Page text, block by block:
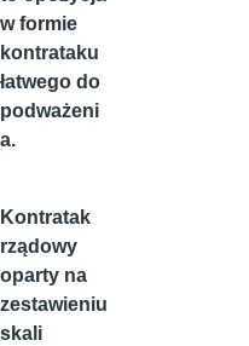
w formie
kontrataku
łatwego do
podważeni
a.
Kontratak
rządowy
oparty na
zestawieniu
skali